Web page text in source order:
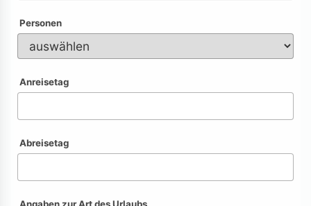
Personen
Anreisetag
Abreisetag